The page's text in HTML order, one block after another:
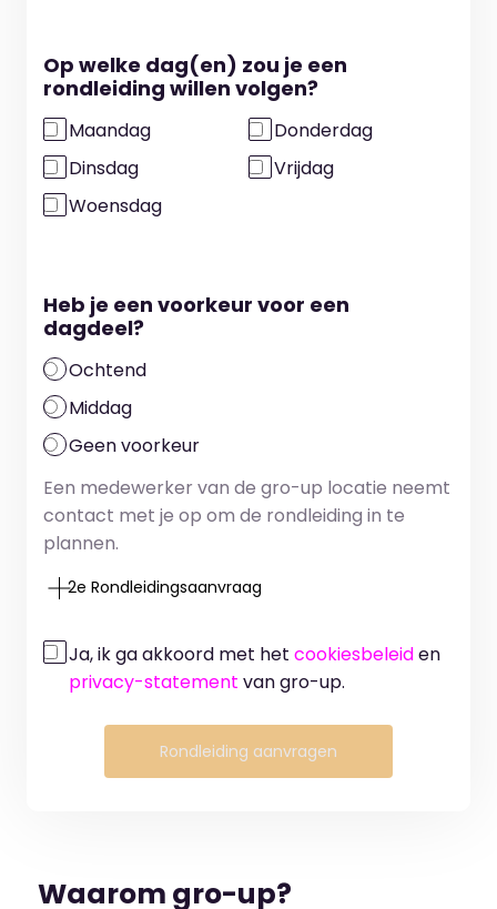
Op welke dag(en) zou je een
rondleiding willen volgen?
Maandag
Dinsdag
Woensdag
Donderdag
Vrijdag
Heb je een voorkeur voor een
dagdeel?
Ochtend
Middag
Geen voorkeur
Een medewerker van de gro-up locatie neemt
contact met je op om de rondleiding in te
plannen.
2e Rondleidingsaanvraag
Ja, ik ga akkoord met het cookiesbeleiden
privacy-statement van gro-up.
Rondleiding aanvragen
Waarom gro-up?